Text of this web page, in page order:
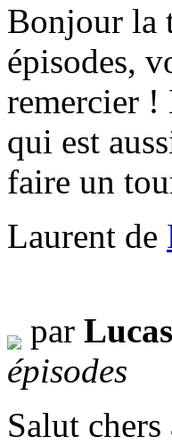
Bonjour la
épisodes,
remercier !
qui est
faire un
Laurent de
par
épisodes
Salut chers